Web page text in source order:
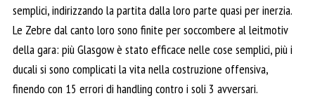
semplici, indirizzando la partita dalla loro parte quasi per inerzia.
Le Zebre dal canto loro sono finite per soccombere al leitmotiv
della gara: più Glasgow è stato efficace nelle cose semplici, più i
ducali si sono complicati la vita nella costruzione offensiva,
finendo con 15 errori di handling contro i soli 3 avversari.